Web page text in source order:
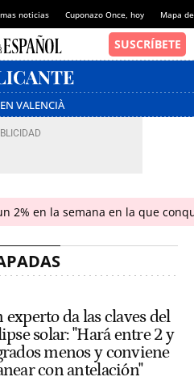
noticias Cuponazo Once, hoy Mapa
VALENCIÀ
2% en la semana en la que
experto da las claves del
solar: "Hará entre 2 y
menos y conviene
con antelación"